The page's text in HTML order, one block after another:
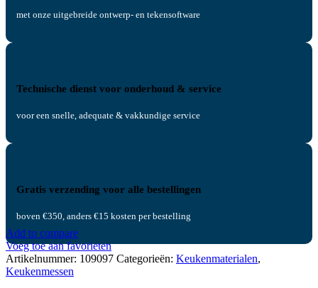
met onze uitgebreide ontwerp- en tekensoftware
Technische dienst voor onderhoud & service
voor een snelle, adequate & vakkundige service
Gratis verzending voor alle bestellingen
boven €350, anders €15 kosten per bestelling
Add to compare
Voeg toe aan favorieten
Artikelnummer: 109097 Categorieën: Keukenmaterialen,
Keukenmessen